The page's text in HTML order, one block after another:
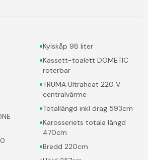
•Kylskåp 98 liter
•Kassett-toalett DOMETIC
roterbar
•TRUMA Ultraheat 220 V
centralvärme
•Totallängd inkl drag 593cm
•Karosseriets totala längd
470cm
•Bredd 220cm